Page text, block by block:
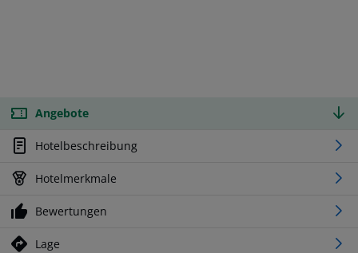
Angebote
Hotelbeschreibung
Hotelmerkmale
Bewertungen
Lage